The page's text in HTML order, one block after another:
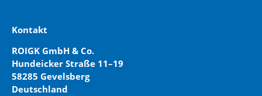
Kontakt
ROIGK GmbH & Co.
Hundeicker Straße 11–19
58285 Gevelsberg
Deutschland